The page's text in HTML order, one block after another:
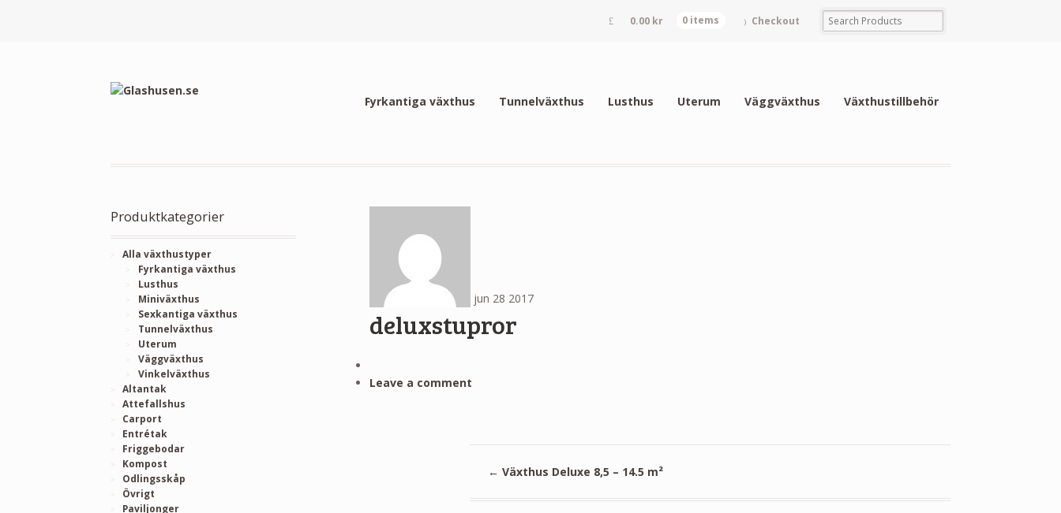
0.00 kr 0 items Checkout
Fyrkantiga växthus Tunnelväxthus Lusthus Uterum Väggväxthus Växthustillbehör
jun 28 2017
deluxstupror
Leave a comment
← Växthus Deluxe 8,5 – 14.5 m²
Produktkategorier
Alla växthustyper
Fyrkantiga växthus
Lusthus
Miniväxthus
Sexkantiga växthus
Tunnelväxthus
Uterum
Väggväxthus
Vinkelväxthus
Altantak
Attefallshus
Carport
Entrétak
Friggebodar
Kompost
Odlingsskåp
Övrigt
Paviljonger